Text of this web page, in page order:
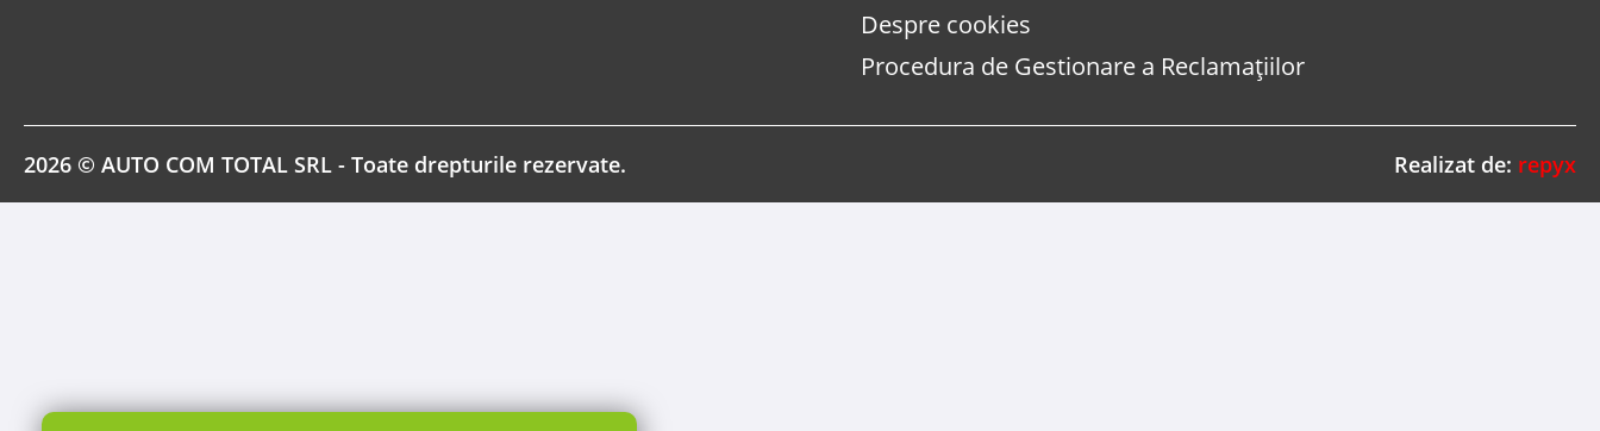
Despre cookies
Procedura de Gestionare a Reclamațiilor
2026 © AUTO COM TOTAL SRL - Toate drepturile rezervate. Realizat de: repyx